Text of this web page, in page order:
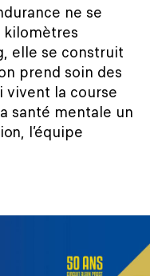
ne se
kilomètres
elle se construit
prend soin des
vivent la course
santé mentale un
l’équipe